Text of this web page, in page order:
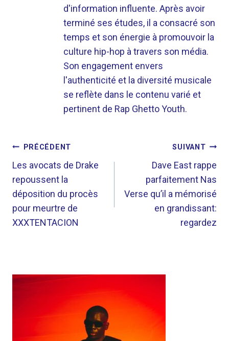
d'information influente. Après avoir
terminé ses études, il a consacré son
temps et son énergie à promouvoir la
culture hip-hop à travers son média.
Son engagement envers
l'authenticité et la diversité musicale
se reflète dans le contenu varié et
pertinent de Rap Ghetto Youth.
NAVIGATION
DE
L’ARTICLE
PRÉCÉDENT
Les avocats de Drake
repoussent la
déposition du procès
pour meurtre de
XXXTENTACION
SUIVANT
Dave East rappe
parfaitement Nas
Verse qu’il a mémorisé
en grandissant:
regardez